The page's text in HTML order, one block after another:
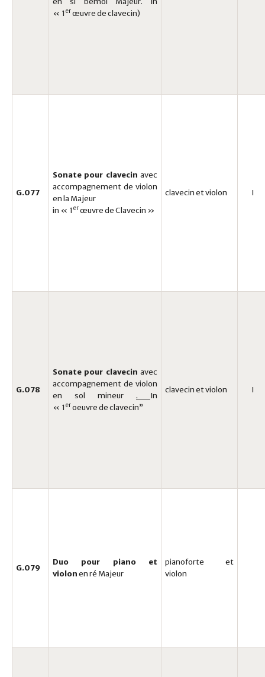
« 1 erœuvre de clavecin)
G.077
Sonate pour clavecin avec
accompagnement de violon
en la Majeur
in « 1 erœuvre de Clavecin »
clavecin et violon I
G.078
Sonate pour clavecin avec
accompagnement de violon
en sol mineur .
In
« 1 eroeuvre de clavecin”
clavecin et violon I
G.079
Duo pour piano et
violonen ré Majeur
pianoforte et
violon